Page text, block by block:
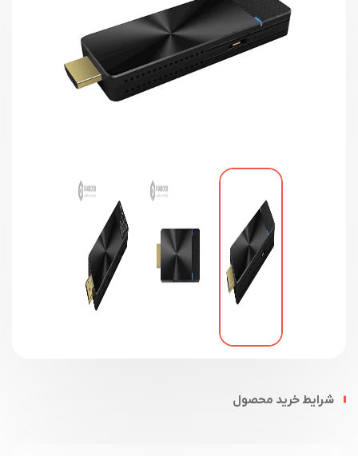
شرایط خرید محصول